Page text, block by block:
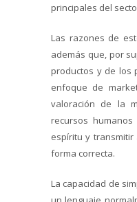
principales del
Las razones de
además que, por
productos y de los
enfoque de
valoración de la
recursos
espíritu y
forma correcta.
La capacidad de